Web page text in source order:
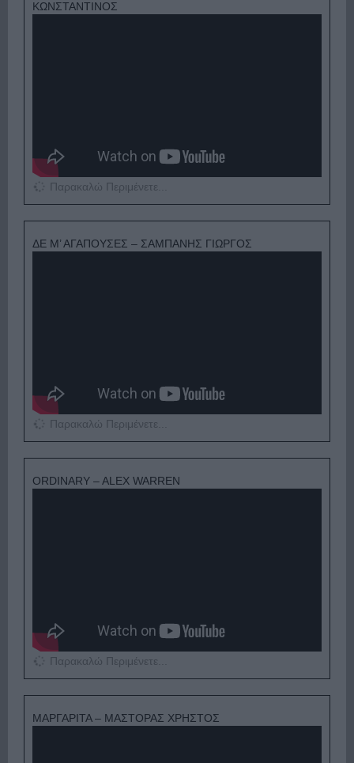
ΚΩΝΣΤΑΝΤΙΝΟΣ
Παρακαλώ Περιμένετε...
ΔΕ Μ’ ΑΓΑΠΟΥΣΕΣ – ΣΑΜΠΑΝΗΣ ΓΙΩΡΓΟΣ
Παρακαλώ Περιμένετε...
ORDINARY – ALEX WARREN
Παρακαλώ Περιμένετε...
ΜΑΡΓΑΡΙΤΑ – ΜΑΣΤΟΡΑΣ ΧΡΗΣΤΟΣ